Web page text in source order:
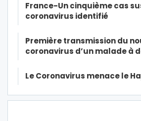
France-Un cinquième cas
coronavirus identifié
Première transmission du
coronavirus d’un malade à
Le Coronavirus menace le